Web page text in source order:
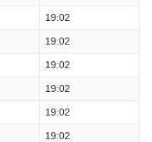
19:02
19:02
19:02
19:02
19:02
19:02